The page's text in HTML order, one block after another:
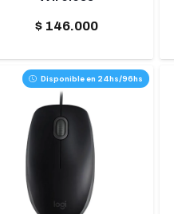
$146.000
Disponible en 24hs/96hs